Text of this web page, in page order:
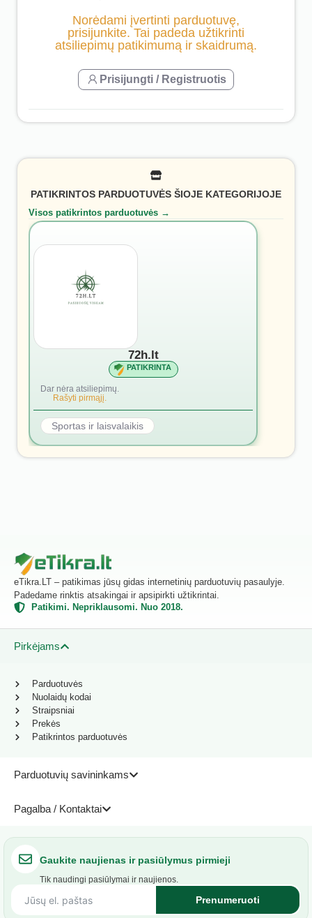
Norėdami įvertinti parduotuvę,
prisijunkite. Tai padeda užtikrinti
atsiliepimų patikimumą ir skaidrumą.
Prisijungti / Registruotis
PATIKRINTOS PARDUOTUVĖS ŠIOJE KATEGORIJOJE
Visos patikrintos parduotuvės →
72h.lt
PATIKRINTA
Dar nėra atsiliepimų.
Rašyti pirmąjį.
Sportas ir laisvalaikis
eTikra.LT – patikimas jūsų gidas internetinių parduotuvių pasaulyje.
Padedame rinktis atsakingai ir apsipirkti užtikrintai.
Patikimi. Nepriklausomi. Nuo 2018.
Pirkėjams
Parduotuvių savininkams
Pagalba / Kontaktai
Parduotuvės
Nuolaidų kodai
Straipsniai
Prekės
Patikrintos parduotuvės
Gaukite naujienas ir pasiūlymus pirmieji
Tik naudingi pasiūlymai ir naujienos.
Prenumeruoti